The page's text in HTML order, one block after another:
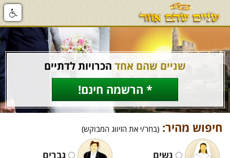
שניים שהם אחד הכרויות לדתיים
* הרשמה חינם!
חיפוש מהיר: (בחר/י את הזיווג המבוקש)
נשים גברים